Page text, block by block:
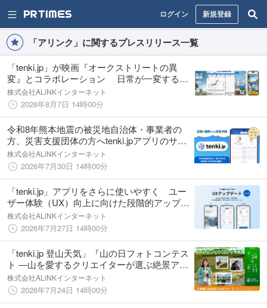
ログイン 新規登録
「アリンク」に関するプレスリリース一覧
「tenki.jp」が映画『オークストリートの異
変』とコラボレーション 日常が一変する恐
竜アドベンチャームービーの世界観が
「tenki.jp」を期間限定ジャック！
株式会社ALiNKインターネット
2026年8月7日 14時00分
令和8年熊本地震の被災地自治体・事業者の
方、災害支援団体の方へtenki.jpアプリのサブ
スクリプションプラン「tenki.jp ライト」を無
償提供いたします
株式会社ALiNKインターネット
2026年7月30日 14時00分
「tenki.jp」アプリをさらに使いやすく ユー
ザー体験（UX）向上に向けた段階的アップデ
ート第1弾を実施
株式会社ALiNKインターネット
2026年7月27日 14時00分
「tenki.jp 登山天気」『山の日フォトコンテス
ト ―山を愛するクリエイターが選ぶ絶景アワ
ード―』を開催
株式会社ALiNKインターネット
2026年7月24日 14時00分